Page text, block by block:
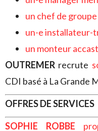
un chef de
un-e installateur-
un monteur
OUTREMER recrute
CDI basé à La Grande
OFFRES DE SERVICES
SOPHIE ROBBE